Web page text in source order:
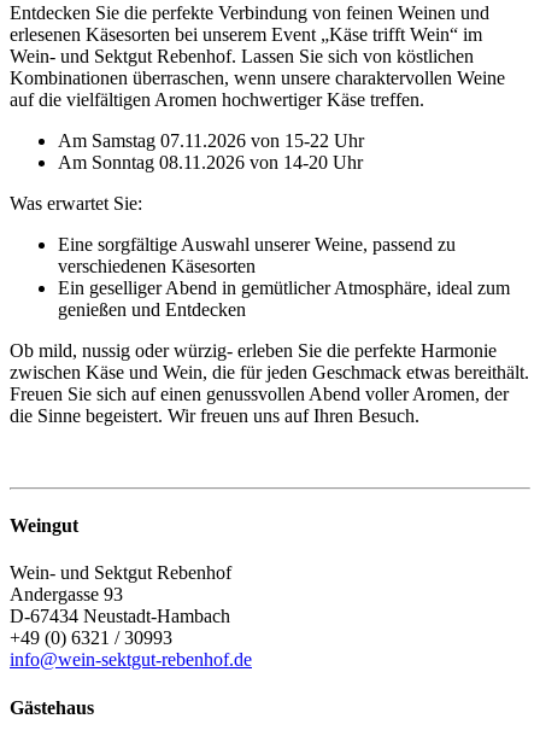
Entdecken Sie die perfekte Verbindung von feinen Weinen und
erlesenen Käsesorten bei unserem Event „Käse trifft Wein“ im
Wein- und Sektgut Rebenhof. Lassen Sie sich von köstlichen
Kombinationen überraschen, wenn unsere charaktervollen Weine
auf die vielfältigen Aromen hochwertiger Käse treffen.
Am Samstag 07.11.2026 von 15-22 Uhr
Am Sonntag 08.11.2026 von 14-20 Uhr
Was erwartet Sie:
Eine sorgfältige Auswahl unserer Weine, passend zu
verschiedenen Käsesorten
Ein geselliger Abend in gemütlicher Atmosphäre, ideal zum
genießen und Entdecken
Ob mild, nussig oder würzig- erleben Sie die perfekte Harmonie
zwischen Käse und Wein, die für jeden Geschmack etwas bereithält.
Freuen Sie sich auf einen genussvollen Abend voller Aromen, der
die Sinne begeistert. Wir freuen uns auf Ihren Besuch.
Weingut
Wein- und Sektgut Rebenhof
Andergasse 93
D-67434 Neustadt-Hambach
+49 (0) 6321 / 30993
info@wein-sektgut-rebenhof.de
Gästehaus